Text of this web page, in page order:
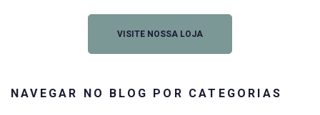
VISITE NOSSA LOJA
NAVEGAR NO BLOG POR CATEGORIAS